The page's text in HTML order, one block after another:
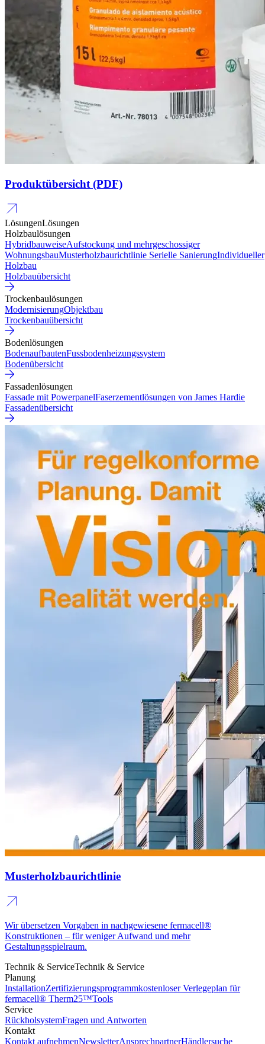
Produktübersicht (PDF)
LösungenLösungen
Holzbaulösungen
HybridbauweiseAufstockung und mehrgeschossiger
WohnungsbauMusterholzbaurichtlinie Serielle SanierungIndividueller
Holzbau
Holzbauübersicht
Trockenbaulösungen
ModernisierungObjektbau
Trockenbauübersicht
Bodenlösungen
BodenaufbautenFussbodenheizungssystem
Bodenübersicht
Fassadenlösungen
Fassade mit PowerpanelFaserzementlösungen von James Hardie
Fassadenübersicht
Musterholzbaurichtlinie
Wir übersetzen Vorgaben in nachgewiesene fermacell®
Konstruktionen – für weniger Aufwand und mehr
Gestaltungsspielraum.
Technik & ServiceTechnik & Service
Planung
InstallationZertifizierungsprogrammkostenloser Verlegeplan für
fermacell® Therm25™Tools
Service
RückholsystemFragen und Antworten
Kontakt
Kontakt aufnehmenNewsletterAnsprechpartnerHändlersuche